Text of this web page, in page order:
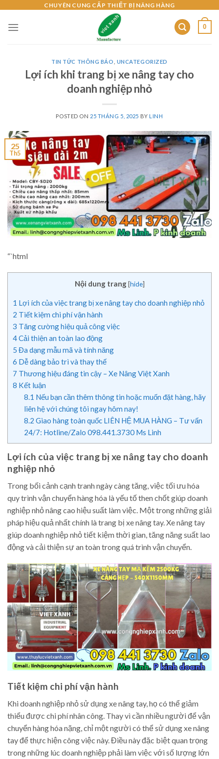
content
CHUYÊN CUNG CẤP THIẾT BỊ NÂNG HÀNG
0
TIN TỨC THÔNG BÁO UNCATEGORIZED
Lợi ích khi trang bị xe nâng tay cho
doanh nghiệp nhỏ
POSTED ON 25 THÁNG 5, 2025 BYLINH
25
Th5
“`html
Nội dung trang [hide]
1 Lợi ích của việc trang bị xe nâng tay cho doanh nghiệp nhỏ
2 Tiết kiệm chi phí vận hành
3 Tăng cường hiệu quả công việc
4Cải thiện an toàn lao động
5 Đa dạng mẫu mã và tính năng
6 Dễ dàng bảo trì và thay thế
7 Thương hiệu đáng tin cậy – Xe Nâng Việt Xanh
8 Kết luận
8.1 Nếu bạn cần thêm thông tin hoặc muốn đặt hàng, hãy
liên hệ với chúng tôi ngay hôm nay!
8.2 Giao hàng toàn quốc LIÊN HỆ MUA HÀNG – Tư vấn
24/7: Hotline/Zalo 098.441.3730 Ms Linh
Lợi ích của việc trang bị xe nâng tay cho doanh
nghiệp nhỏ
Trong bối cảnh cạnh tranh ngày càng tăng, việc tối ưu hóa
quy trình vận chuyển hàng hóa là yếu tố then chốt giúp doanh
nghiệp nhỏ nâng cao hiệu suất làm việc. Một trong những giải
pháp hiệu quả nhất chính là trang bị xe nâng tay. Xe nâng tay
giúp doanh nghiệp nhỏ tiết kiệm thời gian, tăng năng suất lao
động và cải thiện sự an toàn trong quá trình vận chuyển.
Tiết kiệm chi phí vận hành
Khi doanh nghiệp nhỏ sử dụng xe nâng tay, họ có thể giảm
thiểu được chi phí nhân công. Thay vì cần nhiều người để vận
chuyển hàng hóa nặng, chỉ một người có thể sử dụng xe nâng
tay để thực hiện công việc này. Điều này đặc biệt quan trọng
trong những lúc doanh nghiệp phải làm việc với số lượng lớn